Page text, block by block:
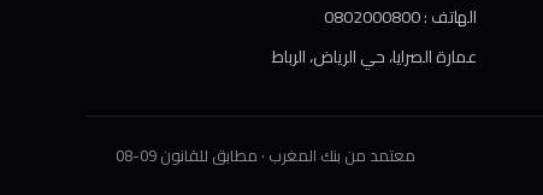
الهاتف :⁦0802000800⁩
عمارة الصرايا، حي الرياض، الرباط
معتمد من بنك المغرب · مطابق للقانون 09-08